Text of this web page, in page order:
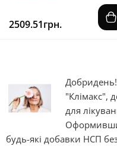
2509.51грн.
Добридень!
"Клімакс",
для
будь-які добавки НСП